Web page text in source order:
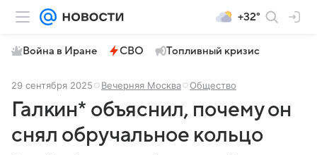
+32°
Война в Иране СВО Топливный кризис
29 сентября 2025 Вечерняя Москва Общество
Галкин* объяснил, почему он
снял обручальное кольцо